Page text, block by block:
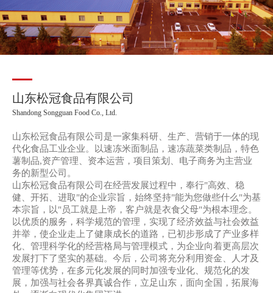
山东松冠食品有限公司
Shandong Songguan Food Co., Ltd.
山东松冠食品有限公司是一家集科研、生产、营销于一体的现
代化食品工业企业。以速冻米面制品，速冻蔬菜类制品，特色
薯制品,资产管理、资本运营，项目策划、电子商务为主营业
务的新型公司。
山东松冠食品有限公司在经营发展过程中，奉行"高效、稳
健、开拓、进取"的企业宗旨，始终坚持"能为您做些什么"为基
本宗旨，以"员工就是上帝，客户就是衣食父母"为根本理念。
以优质的服务，科学规范的管理，实现了经济效益与社会效益
并举，使企业走上了健康成长的道路，已初步形成了产业多样
化、管理科学化的经营格局与管理模式，为企业向着更高层次
发展打下了坚实的基础。今后，公司将充分利用资金、人才及
管理等优势，在多元化发展的同时加强专业化、规范化的发
展，加强与社会各界真诚合作，立足山东，面向全国，拓展海